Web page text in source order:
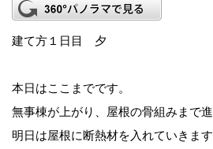
建て方１日目 夕
本日はここまでです。
無事棟が上がり、屋根の骨組みまで進
明日は屋根に断熱材を入れていきます